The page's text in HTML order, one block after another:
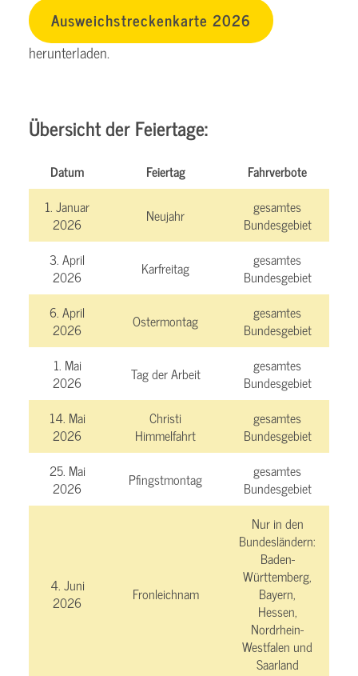
Ausweichstreckenkarte 2026
herunterladen.
Übersicht der Feiertage:
Datum Feiertag
Fahrverbote
1. Januar
2026
Neujahr
gesamtes
Bundesgebiet
3. April
2026
Karfreitag
gesamtes
Bundesgebiet
6. April
2026
Ostermontag
gesamtes
Bundesgebiet
1. Mai
2026
Tag der Arbeit
gesamtes
Bundesgebiet
14. Mai
2026
Christi
Himmelfahrt
gesamtes
Bundesgebiet
25. Mai
2026
Pfingstmontag
gesamtes
Bundesgebiet
4. Juni
2026
Fronleichnam
Nur in den
Bundesländern:
Baden-
Württemberg,
Bayern,
Hessen,
Nordrhein-
Westfalen und
Saarland